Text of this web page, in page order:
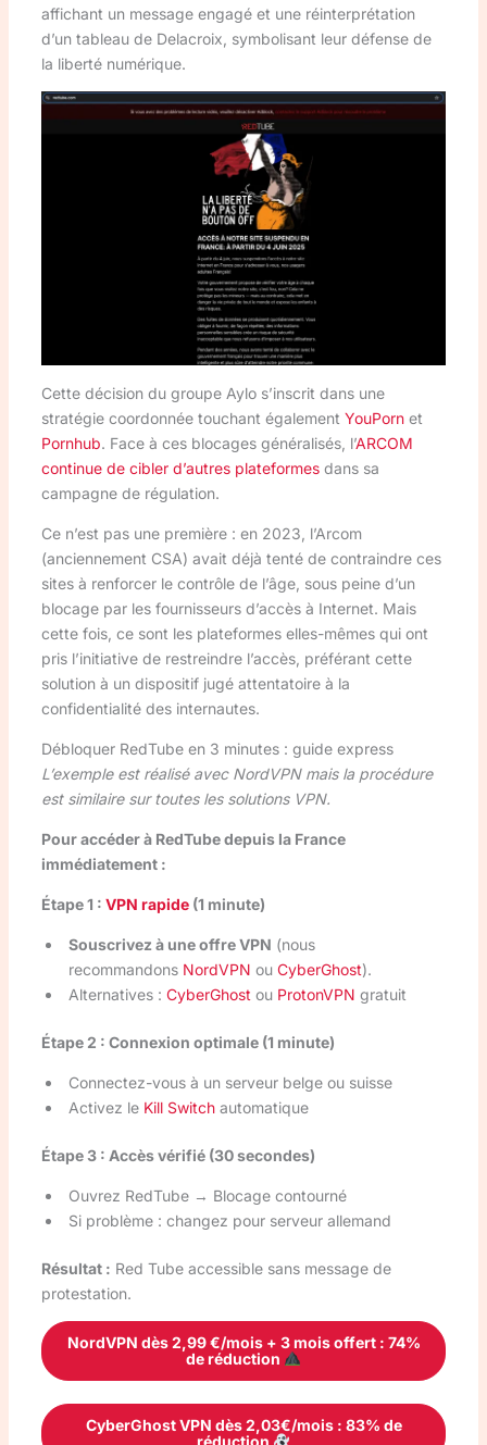
affichant un message engagé et une réinterprétation
d’un tableau de Delacroix, symbolisant leur défense de
la liberté numérique.
Cette décision du groupe Aylo s’inscrit dans une
stratégie coordonnée touchant également YouPornet
Pornhub. Face à ces blocages généralisés, l’ARCOM
continue de cibler d’autres plateformesdans sa
campagne de régulation.
Ce n’est pas une première : en 2023, l’Arcom
(anciennement CSA) avait déjà tenté de contraindre ces
sites à renforcer le contrôle de l’âge, sous peine d’un
blocage par les fournisseurs d’accès à Internet. Mais
cette fois, ce sont les plateformes elles-mêmes qui ont
pris l’initiative de restreindre l’accès, préférant cette
solution à un dispositif jugé attentatoire à la
confidentialité des internautes.
Débloquer RedTube en 3 minutes : guide express
L’exemple est réalisé avec NordVPN mais la procédure
est similaire sur toutes les solutions VPN.
Pour accéder à RedTube depuis la France
immédiatement :
Étape 1 : VPN rapide(1 minute)
Souscrivez à une offre VPN (nous
recommandons NordVPN ou CyberGhost).
Alternatives : CyberGhost ou ProtonVPN gratuit
Étape 2 : Connexion optimale (1 minute)
Connectez-vous à un serveur belge ou suisse
Activez le Kill Switchautomatique
Étape 3 : Accès vérifié (30 secondes)
Ouvrez RedTube → Blocage contourné
Si problème : changez pour serveur allemand
Résultat : Red Tube accessible sans message de
protestation.
NordVPN dès 2,99 €/mois + 3 mois offert : 74%
de réduction
CyberGhost VPN dès 2,03€/mois : 83% de
réduction